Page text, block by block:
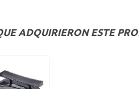
ADQUIRIERON ESTE